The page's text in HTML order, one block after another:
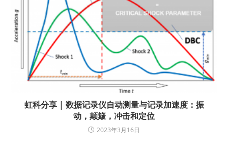
虹科分享 | 数据记录仪自动测量与记录加速度：振
动，颠簸，冲击和定位
2023年3月16日